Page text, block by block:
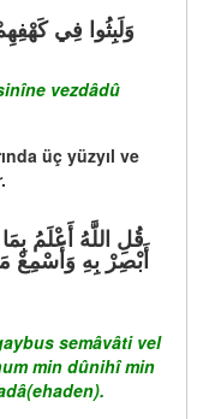
وَلَبِثُوا فِي
vezdâdû
üç yüzyıl ve
أَبْصِرْ بِهِ وَأَسْمِعْ
semâvâti vel
min dûnihî min